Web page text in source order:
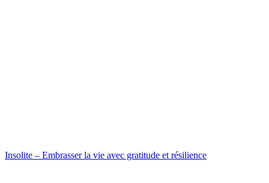
Insolite – Embrasser la vie avec gratitude et résilience